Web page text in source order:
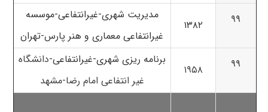
۹۹
۱۳۸۲
مدیریت شهری-غیرانتفاعی-موسسه
غیرانتفاعی معماری و هنر پارس-تهران
۹۹
۱۹۵۸
برنامه ریزی شهری-غیرانتفاعی-دانشگاه
غیر انتفاعی امام رضا-مشهد